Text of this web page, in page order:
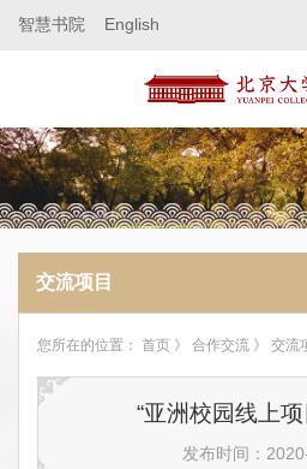
智慧书院 English
交流项目
您所在的位置： 首页 》 合作交流 》 交流
“亚洲校园线上
发布时间：